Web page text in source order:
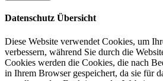
Datenschutz Übersicht
Diese Website verwendet Cookies, um
verbessern, während Sie durch die
Cookies werden die Cookies, die nach
in Ihrem Browser gespeichert, da sie für